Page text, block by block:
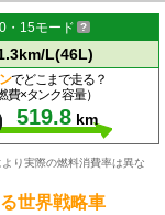
・15モード
L(46L)
でどこまで走る？
費×タンク容量）
519.8 km
り実際の燃料消費率は異な
世界戦略車